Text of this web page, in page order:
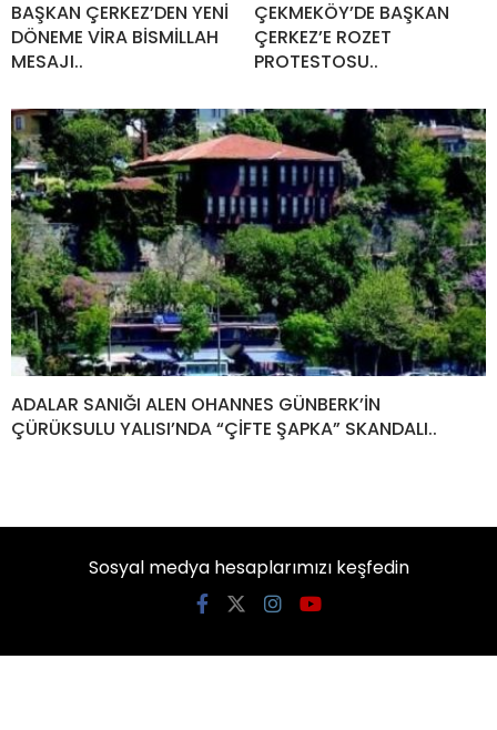
BAŞKAN ÇERKEZ’DEN YENİ
DÖNEME VİRA BİSMİLLAH
MESAJI..
ÇEKMEKÖY’DE BAŞKAN
ÇERKEZ’E ROZET
PROTESTOSU..
ADALAR SANIĞI ALEN OHANNES GÜNBERK’İN
ÇÜRÜKSULU YALISI’NDA “ÇİFTE ŞAPKA” SKANDALI..
Sosyal medya hesaplarımızı keşfedin